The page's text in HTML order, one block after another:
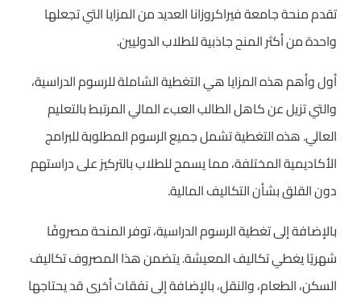
تقدم منحة جامعة فيراكروزانا العديد من المزايا التي تجعلها
واحدة من أكثر المنح جاذبية للطلاب الدوليين.
أول وأهم هذه المزايا هي التغطية الشاملة للرسوم الدراسية،
والتي تزيل عن كاهل الطالب العبء المالي المرتبط بالتعليم
العالي. هذه التغطية تشمل جميع الرسوم المطلوبة للبرامج
الأكاديمية المختلفة، مما يسمح للطلاب بالتركيز على دراستهم
دون القلق بشأن التكاليف المالية.
بالإضافة إلى تغطية الرسوم الدراسية، توفر المنحة مصروفًا
شهريًا يغطي تكاليف المعيشة. يتضمن هذا المصروف تكاليف
السكن، الطعام، والنقل، بالإضافة إلى نفقات أخرى قد يحتاجها